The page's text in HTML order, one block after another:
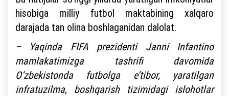
hisobiga milliy futbol maktabining xalqaro
darajada tan olina boshlaganidan dalolat.
– Yaqinda FIFA prezidenti Janni Infantino
mamlakatimizga tashrifi davomida
O‘zbekistonda futbolga e’tibor, yaratilgan
infratuzilma, boshqarish tizimidagi islohotlar